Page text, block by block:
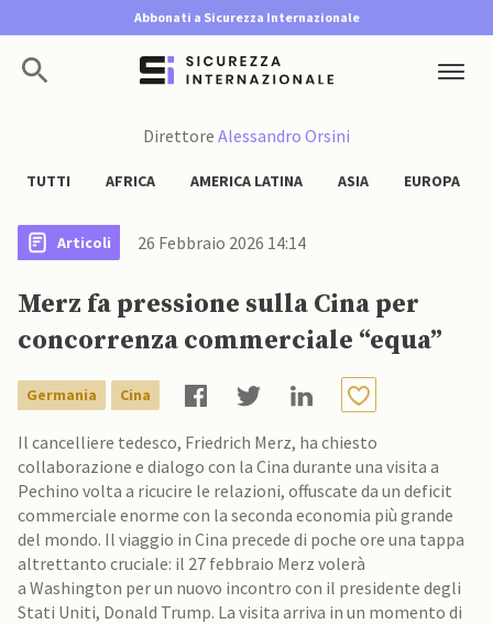
Abbonati a Sicurezza Internazionale
Direttore Alessandro Orsini
TUTTI AFRICA AMERICA LATINA ASIA EUROPA
Articoli 26 Febbraio 2026 14:14
Merz fa pressione sulla Cina per
concorrenza commerciale “equa”
Germania Cina
Il cancelliere tedesco, Friedrich Merz, ha chiesto
collaborazione e dialogo con la Cina durante una visita a
Pechino volta a ricucire le relazioni, offuscate da un deficit
commerciale enorme con la seconda economia più grande
del mondo. Il viaggio in Cina precede di poche ore una tappa
altrettanto cruciale: il 27 febbraio Merz volerà
a Washington per un nuovo incontro con il presidente degli
Stati Uniti, Donald Trump. La visita arriva in un momento di